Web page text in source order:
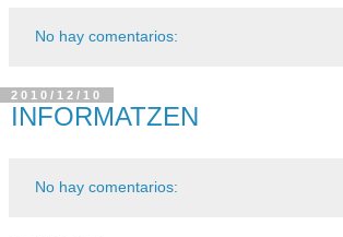
No hay comentarios:
2010/12/10
INFORMATZEN
No hay comentarios: